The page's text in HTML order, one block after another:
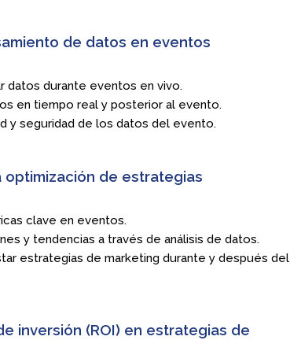
de datos en eventos
datos durante eventos en vivo.
en tiempo real y posterior al evento.
y seguridad de los datos del evento.
optimización de estrategias
clave en eventos.
y tendencias a través de análisis de datos.
estrategias de marketing durante y después del
inversión (ROI) en estrategias de